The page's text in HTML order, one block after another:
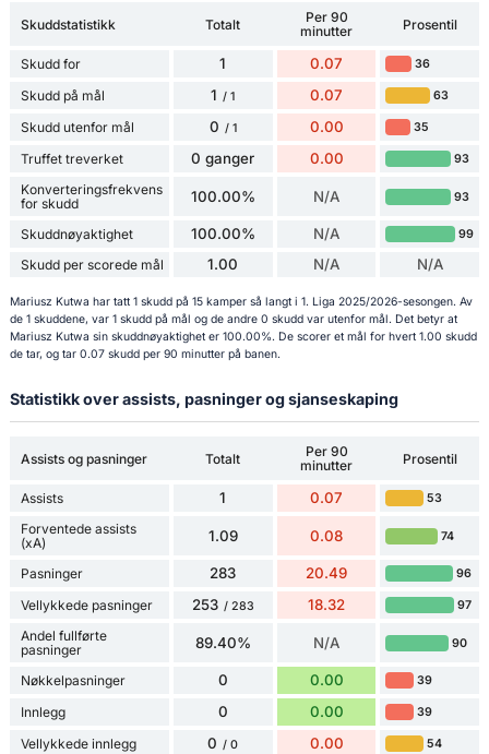
Skuddstatistikk Totalt
Per 90
minutter
Prosentil
Skudd for 1 0.07 36
Skudd på mål 1 / 1 0.07 63
Skudd utenfor mål 0 / 1 0.00 35
Truffet treverket 0 ganger 0.00 93
Konverteringsfrekvens
for skudd
100.00% N/A 93
Skuddnøyaktighet 100.00% N/A 99
Skudd per scorede mål 1.00 N/A N/A
Mariusz Kutwa har tatt 1 skudd på 15 kamper så langt i 1. Liga 2025/2026-sesongen. Av
de 1 skuddene, var 1 skudd på mål og de andre 0 skudd var utenfor mål. Det betyr at
Mariusz Kutwa sin skuddnøyaktighet er 100.00%. De scorer et mål for hvert 1.00 skudd
de tar, og tar 0.07 skudd per 90 minutter på banen.
Statistikk over assists, pasninger og sjanseskaping
Assists og pasninger Totalt
Per 90
minutter
Prosentil
Assists 1 0.07 53
Forventede assists
(xA)
1.09 0.08 74
Pasninger 283 20.49 96
Vellykkede pasninger 253 / 283 18.32 97
Andel fullførte
pasninger
89.40% N/A 90
Nøkkelpasninger 0 0.00 39
Innlegg 0 0.00 39
Vellykkede innlegg 0 / 0 0.00 54